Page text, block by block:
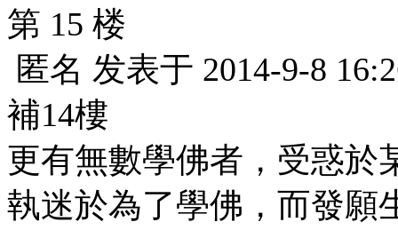
第 15 楼
匿名 发表于 2014-9-8
補14樓
更有無數學佛者，受惑於
執迷於為了學佛，而發願